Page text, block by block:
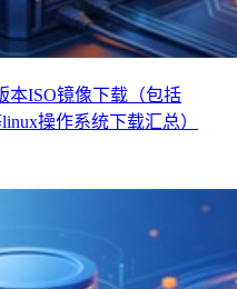
本ISO镜像下载（包括
linux操作系统下载汇总）